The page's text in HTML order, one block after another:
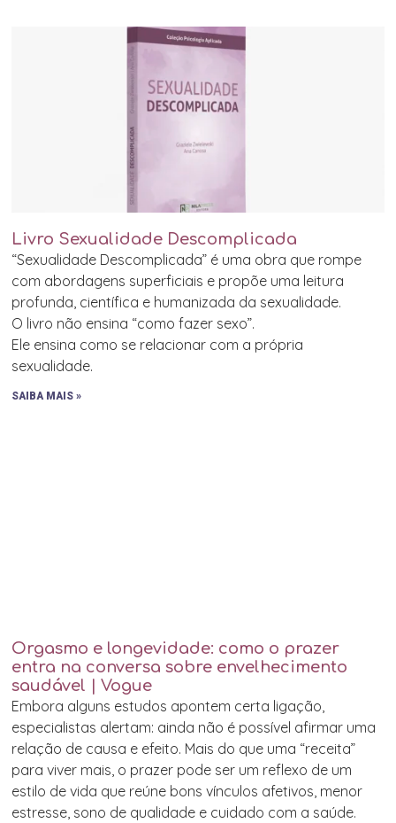
Livro Sexualidade Descomplicada
“Sexualidade Descomplicada” é uma obra que rompe
com abordagens superficiais e propõe uma leitura
profunda, científica e humanizada da sexualidade.
O livro não ensina “como fazer sexo”.
Ele ensina como se relacionar com a própria
sexualidade.
SAIBA MAIS »
Orgasmo e longevidade: como o prazer
entra na conversa sobre envelhecimento
saudável | Vogue
Embora alguns estudos apontem certa ligação,
especialistas alertam: ainda não é possível afirmar uma
relação de causa e efeito. Mais do que uma “receita”
para viver mais, o prazer pode ser um reflexo de um
estilo de vida que reúne bons vínculos afetivos, menor
estresse, sono de qualidade e cuidado com a saúde.